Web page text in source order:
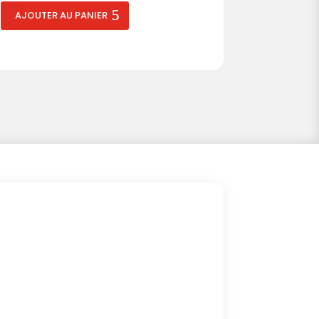
AJOUTER AU PANIER